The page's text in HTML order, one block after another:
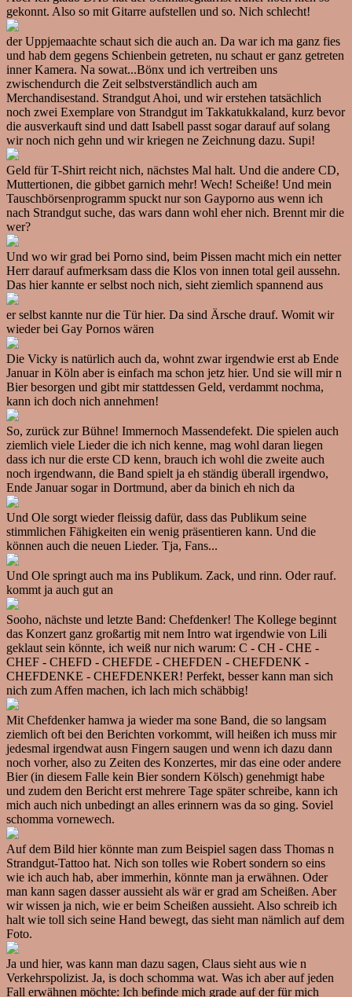
gekonnt. Also so mit Gitarre aufstellen und so. Nich schlecht!
der Uppjemaachte schaut sich die auch an. Da war ich ma ganz fies
und hab dem gegens Schienbein getreten, nu schaut er ganz getreten
inner Kamera. Na sowat...Bönx und ich vertreiben uns
zwischendurch die Zeit selbstverständlich auch am
Merchandisestand. Strandgut Ahoi, und wir erstehen tatsächlich
noch zwei Exemplare von Strandgut im Takkatukkaland, kurz bevor
die ausverkauft sind und datt Isabell passt sogar darauf auf solang
wir noch nich gehn und wir kriegen ne Zeichnung dazu. Supi!
Geld für T-Shirt reicht nich, nächstes Mal halt. Und die andere CD,
Muttertionen, die gibbet garnich mehr! Wech! Scheiße! Und mein
Tauschbörsenprogramm spuckt nur son Gayporno aus wenn ich
nach Strandgut suche, das wars dann wohl eher nich. Brennt mir die
wer?
Und wo wir grad bei Porno sind, beim Pissen macht mich ein netter
Herr darauf aufmerksam dass die Klos von innen total geil aussehn.
Das hier kannte er selbst noch nich, sieht ziemlich spannend aus
er selbst kannte nur die Tür hier. Da sind Ärsche drauf. Womit wir
wieder bei Gay Pornos wären
Die Vicky is natürlich auch da, wohnt zwar irgendwie erst ab Ende
Januar in Köln aber is einfach ma schon jetz hier. Und sie will mir n
Bier besorgen und gibt mir stattdessen Geld, verdammt nochma,
kann ich doch nich annehmen!
So, zurück zur Bühne! Immernoch Massendefekt. Die spielen auch
ziemlich viele Lieder die ich nich kenne, mag wohl daran liegen
dass ich nur die erste CD kenn, brauch ich wohl die zweite auch
noch irgendwann, die Band spielt ja eh ständig überall irgendwo,
Ende Januar sogar in Dortmund, aber da binich eh nich da
Und Ole sorgt wieder fleissig dafür, dass das Publikum seine
stimmlichen Fähigkeiten ein wenig präsentieren kann. Und die
können auch die neuen Lieder. Tja, Fans...
Und Ole springt auch ma ins Publikum. Zack, und rinn. Oder rauf.
kommt ja auch gut an
Sooho, nächste und letzte Band: Chefdenker! The Kollege beginnt
das Konzert ganz großartig mit nem Intro wat irgendwie von Lili
geklaut sein könnte, ich weiß nur nich warum: C - CH - CHE -
CHEF - CHEFD - CHEFDE - CHEFDEN - CHEFDENK -
CHEFDENKE - CHEFDENKER! Perfekt, besser kann man sich
nich zum Affen machen, ich lach mich schäbbig!
Mit Chefdenker hamwa ja wieder ma sone Band, die so langsam
ziemlich oft bei den Berichten vorkommt, will heißen ich muss mir
jedesmal irgendwat ausn Fingern saugen und wenn ich dazu dann
noch vorher, also zu Zeiten des Konzertes, mir das eine oder andere
Bier (in diesem Falle kein Bier sondern Kölsch) genehmigt habe
und zudem den Bericht erst mehrere Tage später schreibe, kann ich
mich auch nich unbedingt an alles erinnern was da so ging. Soviel
schomma vornewech.
Auf dem Bild hier könnte man zum Beispiel sagen dass Thomas n
Strandgut-Tattoo hat. Nich son tolles wie Robert sondern so eins
wie ich auch hab, aber immerhin, könnte man ja erwähnen. Oder
man kann sagen dasser aussieht als wär er grad am Scheißen. Aber
wir wissen ja nich, wie er beim Scheißen aussieht. Also schreib ich
halt wie toll sich seine Hand bewegt, das sieht man nämlich auf dem
Foto.
Ja und hier, was kann man dazu sagen, Claus sieht aus wie n
Verkehrspolizist. Ja, is doch schomma wat. Was ich aber auf jeden
Fall erwähnen möchte: Ich befinde mich grade auf der für mich